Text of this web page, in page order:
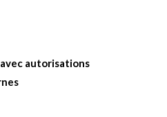
autorisations